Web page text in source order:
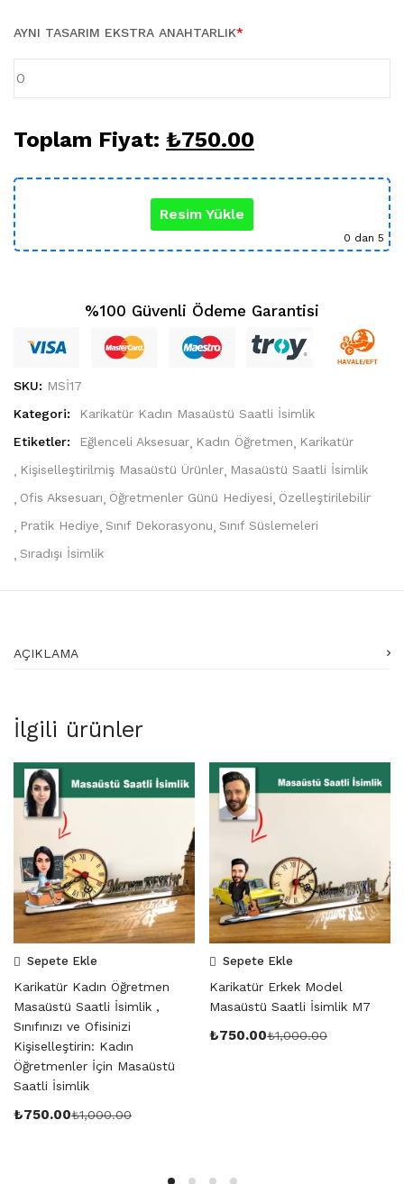
KUPA BARDAK (5)
Öğretmenler Günü (5)
AYNI TASARIM EKSTRA ANAHTARLIK*
Toplam Fiyat: ₺750.00
Resim Yükle
0 dan 5
%100 Güvenli Ödeme Garantisi
SKU: MSİ17
Kategori:
Karikatür Kadın Masaüstü Saatli İsimlik
Etiketler:
Eğlenceli Aksesuar Kadın Öğretmen
Karikatür
Kişiselleştirilmiş Masaüstü Ürünler Masaüstü Saatli İsimlik
Ofis Aksesuarı Öğretmenler Günü Hediyesi Özelleştirilebilir
Pratik Hediye Sınıf Dekorasyonu Sınıf Süslemeleri
Sıradışı İsimlik
AÇIKLAMA
İlgili ürünler
Sepete Ekle
Karikatür Kadın Öğretmen
Masaüstü Saatli İsimlik ,
Sınıfınızı ve Ofisinizi
Kişiselleştirin: Kadın
Öğretmenler İçin Masaüstü
Saatli İsimlik
₺750.00₺1,000.00
Sepete Ekle
Karikatür Erkek Model
Masaüstü Saatli İsimlik M7
₺750.00₺1,000.00